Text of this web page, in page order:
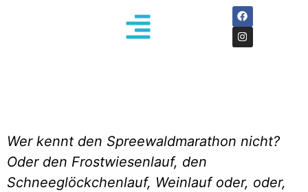
Wer kennt den Spreewaldmarathon nicht?
Oder den Frostwiesenlauf, den
Schneeglöckchenlauf, Weinlauf oder, oder,